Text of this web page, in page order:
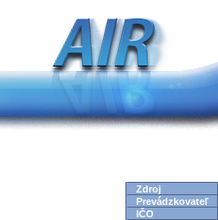
Zdroj
Prevádzkovateľ
IČO